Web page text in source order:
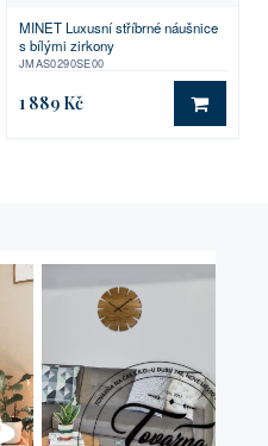
MINET Luxusní stříbrné náušnice
s bílými zirkony
JMAS0290SE00
1 889 Kč DO